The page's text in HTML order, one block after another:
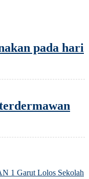
pada hari
1 Garut Lolos Sekolah